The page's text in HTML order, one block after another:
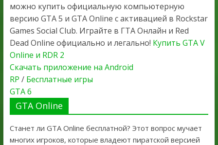
можно купить официальную компьютерную
версию GTA 5 и GTA Online с активацией в Rockstar
Games Social Club. Играйте в ГТА Онлайн и Red
Dead Online официально и легально! Купить GTA V
Online и RDR 2
Скачать приложение на Android
RP / Бесплатные игры
GTA 6
GTA Online
Станет ли GTA Online бесплатной? Этот вопрос мучает
многих игроков, которые владеют пиратской версией